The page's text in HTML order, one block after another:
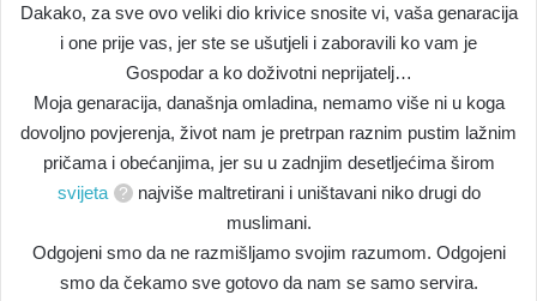
Dakako, za sve ovo veliki dio krivice snosite vi, vaša genaracija
i one prije vas, jer ste se ušutjeli i zaboravili ko vam je
Gospodar a ko doživotni neprijatelj…
Moja genaracija, današnja omladina, nemamo više ni u koga
dovoljno povjerenja, život nam je pretrpan raznim pustim lažnim
pričama i obećanjima, jer su u zadnjim desetljećima širom
svijeta
najviše maltretirani i uništavani niko drugi do
muslimani.
Odgojeni smo da ne razmišljamo svojim razumom. Odgojeni
smo da čekamo sve gotovo da nam se samo servira.